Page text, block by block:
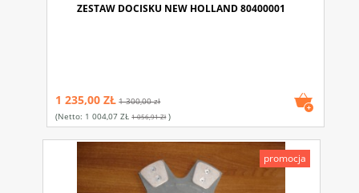
ZESTAW DOCISKU NEW HOLLAND 80400001
1 235,00 ZŁ 1 300,00 zł
(netto: 1 004,07 ZŁ 1 056,91 Zł)
promocja